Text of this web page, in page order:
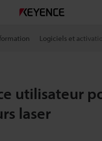
Logiciels et
utilisateur
laser